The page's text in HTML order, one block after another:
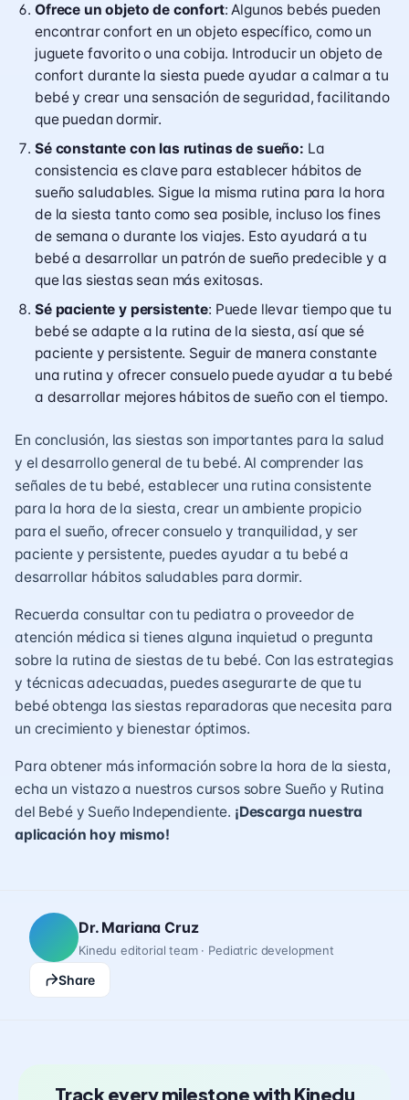
Ofrece un objeto de confort: Algunos bebés pueden
encontrar confort en un objeto específico, como un
juguete favorito o una cobija. Introducir un objeto de
confort durante la siesta puede ayudar a calmar a tu
bebé y crear una sensación de seguridad, facilitando
que puedan dormir.
Sé constante con las rutinas de sueño: La
consistencia es clave para establecer hábitos de
sueño saludables. Sigue la misma rutina para la hora
de la siesta tanto como sea posible, incluso los fines
de semana o durante los viajes. Esto ayudará a tu
bebé a desarrollar un patrón de sueño predecible y a
que las siestas sean más exitosas.
Sé paciente y persistente: Puede llevar tiempo que tu
bebé se adapte a la rutina de la siesta, así que sé
paciente y persistente. Seguir de manera constante
una rutina y ofrecer consuelo puede ayudar a tu bebé
a desarrollar mejores hábitos de sueño con el tiempo.
En conclusión, las siestas son importantes para la salud
y el desarrollo general de tu bebé. Al comprender las
señales de tu bebé, establecer una rutina consistente
para la hora de la siesta, crear un ambiente propicio
para el sueño, ofrecer consuelo y tranquilidad, y ser
paciente y persistente, puedes ayudar a tu bebé a
desarrollar hábitos saludables para dormir.
Recuerda consultar con tu pediatra o proveedor de
atención médica si tienes alguna inquietud o pregunta
sobre la rutina de siestas de tu bebé. Con las estrategias
y técnicas adecuadas, puedes asegurarte de que tu
bebé obtenga las siestas reparadoras que necesita para
un crecimiento y bienestar óptimos.
Para obtener más información sobre la hora de la siesta,
echa un vistazo a nuestros cursos sobre Sueño y Rutina
del Bebé y Sueño Independiente. ¡Descarga nuestra
aplicación hoy mismo!
Dr. Mariana Cruz
Kinedu editorial team · Pediatric development
Share
Track every milestone with Kinedu